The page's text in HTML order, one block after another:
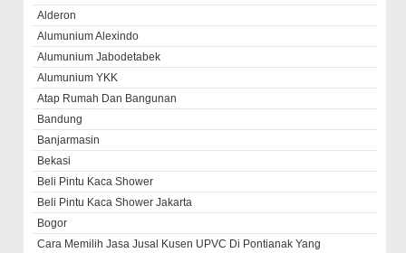
Alderon
Alumunium Alexindo
Alumunium Jabodetabek
Alumunium YKK
Atap Rumah Dan Bangunan
Bandung
Banjarmasin
Bekasi
Beli Pintu Kaca Shower
Beli Pintu Kaca Shower Jakarta
Bogor
Cara Memilih Jasa Jusal Kusen UPVC Di Pontianak Yang